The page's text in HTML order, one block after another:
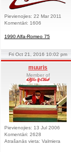
Pievienojies: 22 Mar 2011
Komentāri: 1606
1990 Alfa-Romeo 75
Fri Oct 21, 2016 10:02 pm
muuris
Member of
Pievienojies: 13 Jul 2006
Komentāri: 2628
Atrašanās vieta: Valmiera